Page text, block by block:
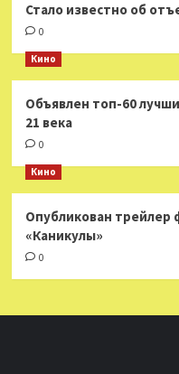
Стало известно об
0
Кино
Объявлен топ-60
21 века
0
Кино
Опубликован трейлер
«Каникулы»
0